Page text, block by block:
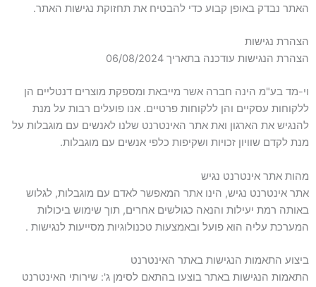
האתר נבדק באופן קבוע כדי להבטיח את תחזוקת נגישות האתר.
הצהרת נגישות
הצהרת הנגישות עודכנה בתאריך 06/08/2024
וי-מד בע"מ הינה חברה אשר מייבאת ומספקת מוצרים דנטליים הן
ללקוחות עסקיים והן ללקוחות פרטיים. אנו פועלים רבות על מנת
להנגיש את הארגון ואת אתר האינטרנט שלנו לאנשים עם מוגבלות על
מנת לקדם שוויון זכויות ושקיפות כלפי אנשים עם מוגבלות.
מהות אתר אינטרנט נגיש
אתר אינטרנט נגיש, הינו אתר המאפשר לאדם עם מוגבלות, לגלוש
באותה רמת יעילות והנאה כגולשים אחרים, תוך שימוש ביכולות
המערכת עליה הוא פועל ובאמצעות טכנולוגיות מסייעות לנגישות .
ביצוע התאמות הנגישות באתר האינטרנט
התאמות הנגישות באתר בוצעו בהתאם לסימן ג': שירותי האינטרנט